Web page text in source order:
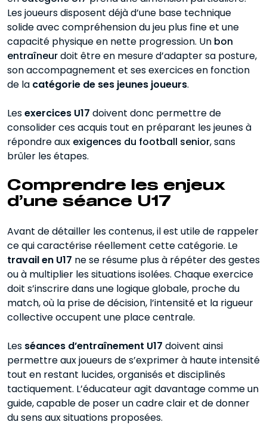
Les objectifs prioritaires d’un
entraînement U17
Exercices U17 technique et vitesse
d’exécution
Exercices U17 jeu collectif et
organisation
Exercices U17 transitions et intensité
Exemple de séance U17
Conseils pour adapter les exercices
Exercice U17, ce qu’il faut retenir
Les joueurs disposent déjà d’une base technique
solide avec compréhension du jeu plus fine et une
capacité physique en nette progression. Un bon
entraîneurdoit être en mesure d’adapter sa posture,
son accompagnement et ses exercices en fonction
de la catégorie de ses jeunes joueurs.
Lesexercices U17 doivent donc permettre de
consolider ces acquis tout en préparant les jeunes à
répondre aux exigences du football senior, sans
brûler les étapes.
Comprendre les enjeux
d’une séance U17
Avant de détailler les contenus, il est utile de rappeler
ce qui caractérise réellement cette catégorie. Le
travail en U17 ne se résume plus à répéter des gestes
ou à multiplier les situations isolées. Chaque exercice
doit s’inscrire dans une logique globale, proche du
match, où la prise de décision, l’intensité et la rigueur
collective occupent une place centrale.
Les séances d’entraînement U17 doivent ainsi
permettre aux joueurs de s’exprimer à haute intensité
tout en restant lucides, organisés et disciplinés
tactiquement. L’éducateur agit davantage comme un
guide, capable de poser un cadre clair et de donner
du sens aux situations proposées.